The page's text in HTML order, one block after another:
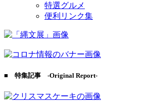
特選グルメ
便利リンク集
■ 特集記事 -Original Report-